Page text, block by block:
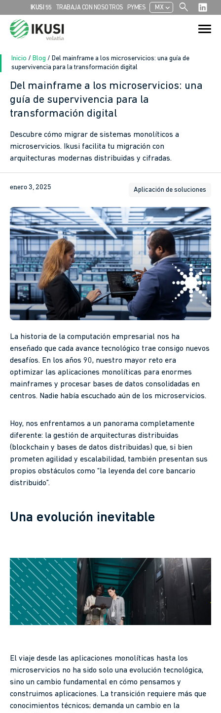
IKUSI 55 TRABAJA CON NOSOTROS PYMES MXchevron_left search
Search
for:
Search Button
Inicio / Blog / Del mainframe a los microservicios: una guía de
supervivencia para la transformación digital
Del mainframe a los microservicios: una
guía de supervivencia para la
transformación digital
Descubre cómo migrar de sistemas monolíticos a
microservicios. Ikusi facilita tu migración con
arquitecturas modernas distribuidas y cifradas.
enero 3, 2025 Aplicación de soluciones
La historia de la computación empresarial nos ha
enseñado que cada avance tecnológico trae consigo nuevos
desafíos. En los años 90, nuestro mayor reto era
optimizar las aplicaciones monolíticas para enormes
mainframes y procesar bases de datos consolidadas en
centros. Nadie había escuchado aún de los microservicios.
Hoy, nos enfrentamos a un panorama completamente
diferente: la gestión de arquitecturas distribuidas
(blockchain y bases de datos distribuidas) que, si bien
prometen agilidad y escalabilidad, también presentan sus
propios obstáculos como “la leyenda del core bancario
distribuido”.
Una evolución inevitable
El viaje desde las aplicaciones monolíticas hasta los
microservicios no ha sido solo una evolución tecnológica,
sino un cambio fundamental en cómo pensamos y
construimos aplicaciones. La transición requiere más que
conocimientos técnicos; demanda un cambio en la